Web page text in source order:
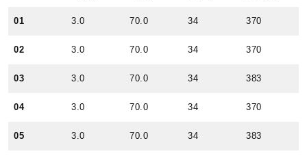
01 3.0 70.0 34 370
02 3.0 70.0 34 370
03 3.0 70.0 34 383
04 3.0 70.0 34 370
05 3.0 70.0 34 383